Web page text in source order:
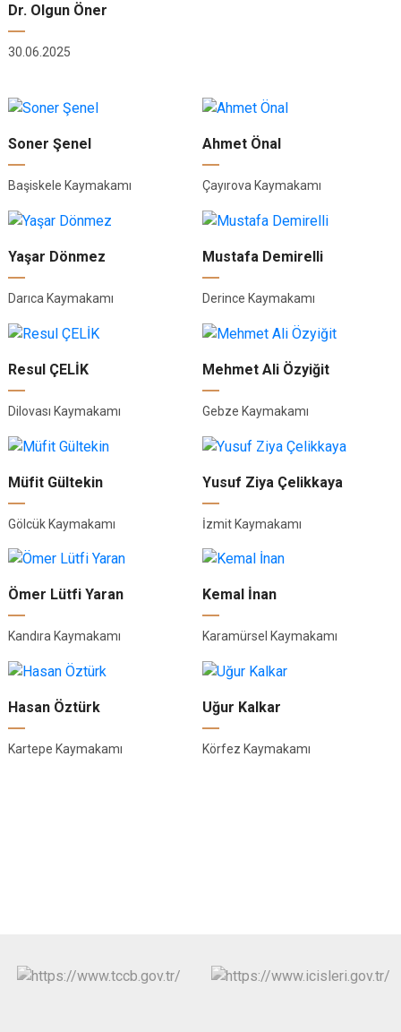
Dr. Olgun Öner
30.06.2025
Soner Şenel
Başiskele Kaymakamı
Ahmet Önal
Çayırova Kaymakamı
Yaşar Dönmez
Darıca Kaymakamı
Mustafa Demirelli
Derince Kaymakamı
Resul ÇELİK
Dilovası Kaymakamı
Mehmet Ali Özyiğit
Gebze Kaymakamı
Müfit Gültekin
Gölcük Kaymakamı
Yusuf Ziya Çelikkaya
İzmit Kaymakamı
Ömer Lütfi Yaran
Kandıra Kaymakamı
Kemal İnan
Karamürsel Kaymakamı
Hasan Öztürk
Kartepe Kaymakamı
Uğur Kalkar
Körfez Kaymakamı